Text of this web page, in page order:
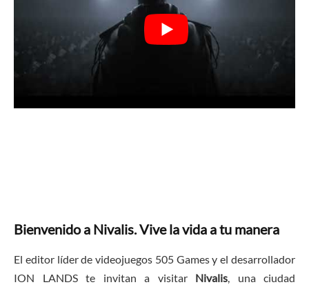
Bienvenido a Nivalis. Vive la vida a tu manera
El editor líder de videojuegos 505 Games y el desarrollador
ION LANDS te invitan a visitar Nivalis, una ciudad